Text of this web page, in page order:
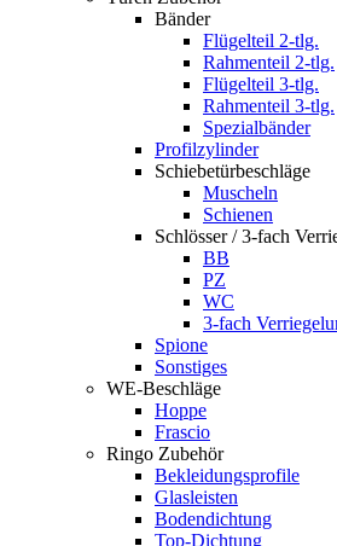
Bänder
Flügelteil 2-tlg.
Rahmenteil 2-tlg.
Flügelteil 3-tlg.
Rahmenteil 3-tlg.
Spezialbänder
Profilzylinder
Schiebetürbeschläge
Muscheln
Schienen
Schlösser / 3-fach
BB
PZ
WC
3-fach
Spione
Sonstiges
WE-Beschläge
Hoppe
Frascio
Ringo Zubehör
Bekleidungsprofile
Glasleisten
Bodendichtung
Top-Dichtung